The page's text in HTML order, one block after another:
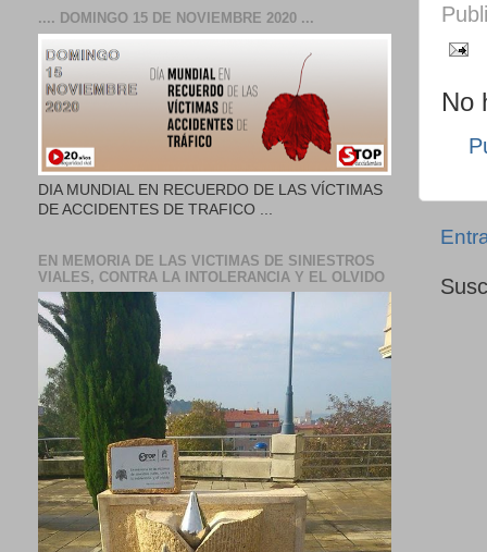
No
.... DOMINGO 15 DE NOVIEMBRE 2020 ...
DIA MUNDIAL EN RECUERDO DE LAS VÍCTIMAS
DE ACCIDENTES DE TRAFICO ...
EN MEMORIA DE LAS VICTIMAS DE SINIESTROS
VIALES, CONTRA LA INTOLERANCIA Y EL OLVIDO